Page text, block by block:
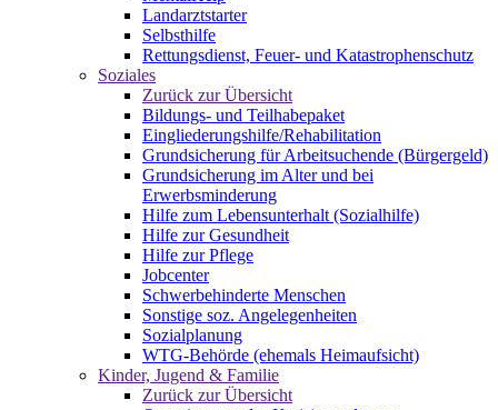
Landarztstarter
Selbsthilfe
Rettungsdienst, Feuer- und Katastrophenschutz
Soziales
Zurück zur Übersicht
Bildungs- und Teilhabepaket
Eingliederungshilfe/Rehabilitation
Grundsicherung für Arbeitsuchende (Bürgergeld)
Grundsicherung im Alter und bei
Erwerbsminderung
Hilfe zum Lebensunterhalt (Sozialhilfe)
Hilfe zur Gesundheit
Hilfe zur Pflege
Jobcenter
Schwerbehinderte Menschen
Sonstige soz. Angelegenheiten
Sozialplanung
WTG-Behörde (ehemals Heimaufsicht)
Kinder, Jugend & Familie
Zurück zur Übersicht